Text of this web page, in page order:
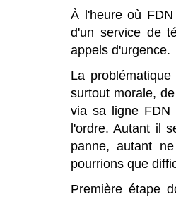
À l'heure où
d'un service de
appels d'urgence.
La
surtout morale,
via sa ligne FDN
l'ordre. Autant il
panne, autant
pourrions que
Première étape